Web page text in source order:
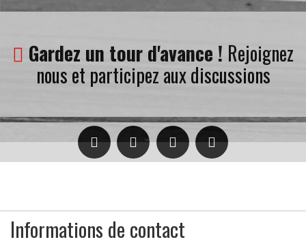
Gardez un tour d'avance ! Rejoignez
nous et participez aux discussions
Informations de contact